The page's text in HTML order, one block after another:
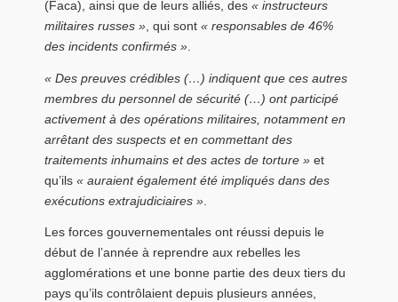
(Faca), ainsi que de leurs alliés, des « instructeurs
militaires russes », qui sont « responsables de 46%
des incidents confirmés ».
« Des preuves crédibles (…) indiquent que ces autres
membres du personnel de sécurité (…) ont participé
activement à des opérations militaires, notamment en
arrêtant des suspects et en commettant des
traitements inhumains et des actes de torture » et
qu’ils « auraient également été impliqués dans des
exécutions extrajudiciaires »
Les forces gouvernementales ont réussi depuis le
début de l’année à reprendre aux rebelles les
agglomérations et une bonne partie des deux tiers du
pays qu’ils contrôlaient depuis plusieurs années,